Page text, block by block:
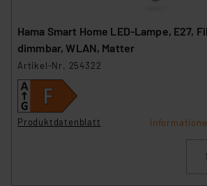
Hama Smart Home LED-Lampe, E27,
dimmbar, WLAN, Matter
Artikel-Nr. 254322
Produktdatenblatt